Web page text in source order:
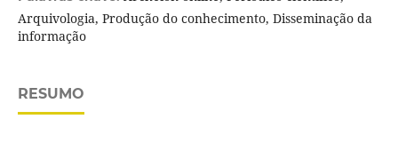
Arquivologia, Produção do conhecimento, Disseminação da
informação
RESUMO